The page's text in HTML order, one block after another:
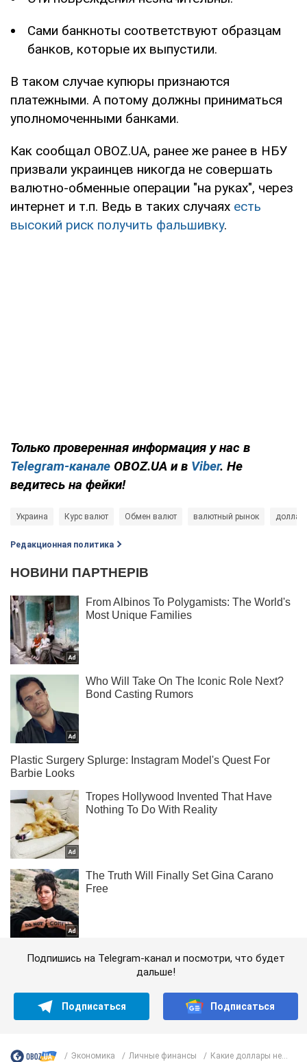
Сами банкноты соответствуют образцам
банков, которые их выпустили.
В таком случае купюры признаются
платежными. А потому должны приниматься
уполномоченными банками.
Как сообщал OBOZ.UA, ранее же ранее в НБУ
призвали украинцев никогда не совершать
валютно-обменные операции "на руках", через
интернет и т.п. Ведь в таких случаях есть
высокий риск получить фальшивку.
Только проверенная информация у нас в
Telegram-канале OBOZ.UA и в Viber. Не
ведитесь на фейки!
Украина Курс валют Обмен валют валютный рынок доллар
Редакционная политика
Подпишись на Telegram-канал и посмотри, что будет
дальше!
Подписаться Подписаться
Экономика Личные финансы Какие доллары не...